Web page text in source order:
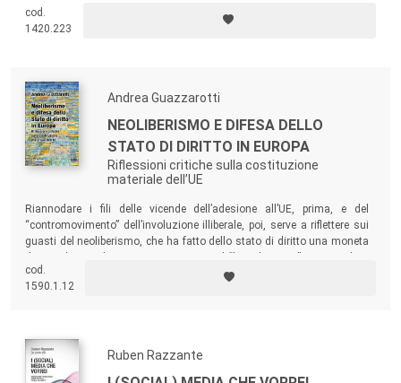
inquadramento costituzionale del giudice tributario ne ha ritardato
l’evoluzione e ne impedisce oggi un definitivo adeguamento rispetto
giurisdizioni già previste dalla Costituzione.
cod.
1420.223
Andrea Guazzarotti
NEOLIBERISMO E DIFESA DELLO
STATO DI DIRITTO IN EUROPA
Riflessioni critiche sulla costituzione
materiale dell’UE
Riannodare i fili delle vicende dell’adesione all’UE, prima, e del
“contromovimento” dell’involuzione illiberale, poi, serve a riflettere sui
guasti del neoliberismo, che ha fatto dello stato di diritto una moneta
dall’UE non è stato un buon viatico: fondare sull’economia il valore del
diritto è un rischio per ogni sistema democratico, non solo nell’Europa
cod.
1590.1.12
Ruben Razzante